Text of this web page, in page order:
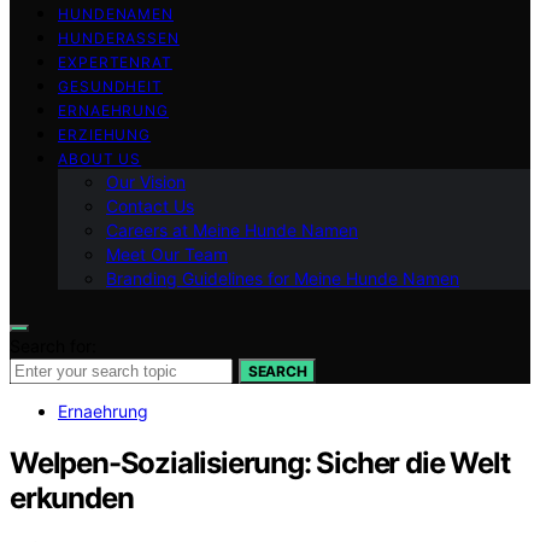
HUNDENAMEN
HUNDERASSEN
EXPERTENRAT
GESUNDHEIT
ERNAEHRUNG
ERZIEHUNG
ABOUT US
Our Vision
Contact Us
Careers at Meine Hunde Namen
Meet Our Team
Branding Guidelines for Meine Hunde Namen
SEARCH
Ernaehrung
Welpen-Sozialisierung: Sicher die Welt
erkunden